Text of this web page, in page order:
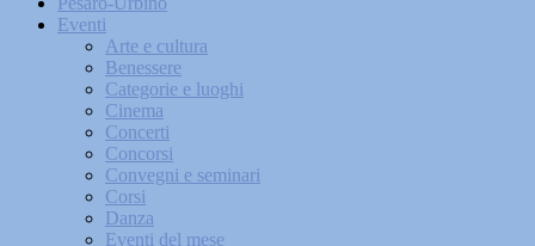
Eventi
Arte e cultura
Benessere
Categorie e luoghi
Cinema
Concerti
Concorsi
Convegni e seminari
Corsi
Danza
Eventi del mese